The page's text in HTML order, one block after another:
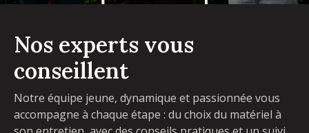
Nos experts vous
conseillent
Notre équipe jeune, dynamique et passionnée vous
accompagne à chaque étape : du choix du matériel à